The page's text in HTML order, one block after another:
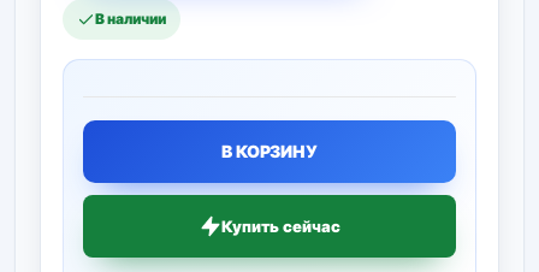
В наличии
В КОРЗИНУ
Купить сейчас